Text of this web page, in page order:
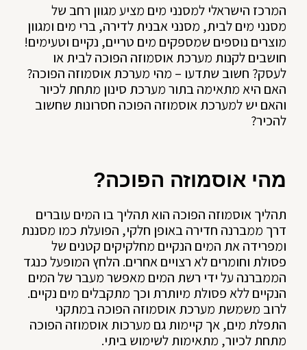
המרכז הישראלי למסנני מים מציע מגוון רחב של
מסנני מים לבית, מסנני אבנית לדירה, ברי מים ומגוון
מוצרים נוספים שמספקים מים טריים, נקיים וטעימים!
חושבים לקנות מערכת אוסמוזה הפוכה לבית או
לעסק? חשוב שתדעו – מהי מערכת אוסמוזה הפוכה?
האם היא מתאימה בתור מערכת סינון מתחת לכיור
והאם יש למערכת אוסמוזה הפוכה חסרונות שחשוב
להכיר?
מהי אוסמוזה הפוכה?
תהליך אוסמוזה הפוכה הוא תהליך בו המים עוברים
דרך ממברנה חדירה באופן חלקי, הפועלת כמו מסננת
ומפרידה את המים הנקיים מחלקיקים קטנים של
פסולת וחומרים לא רצויים אחרים. הלחץ המופעל כנגד
הממברנה על ידי רשת המים מאפשר מעבר של המים
הנקיים ללא פסולת מיותרת וכך מתקבלים מים נקיים.
לרוב משמשת מערכת אוסמוזה הפוכה במתקני
התפלת מים, אך קיימות גם מערכות אוסמוזה הפוכה
מתחת לכיור, מתאימות לשימוש ביתי.